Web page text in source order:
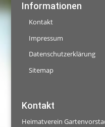
Informationen
Kontakt
Impressum
Datenschutzerklärung
Sitemap
Kontakt
Heimatverein